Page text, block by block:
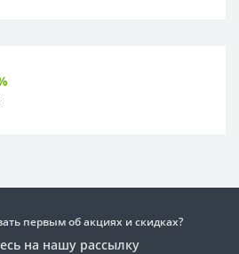
первым об акциях и скидках?
на нашу рассылку